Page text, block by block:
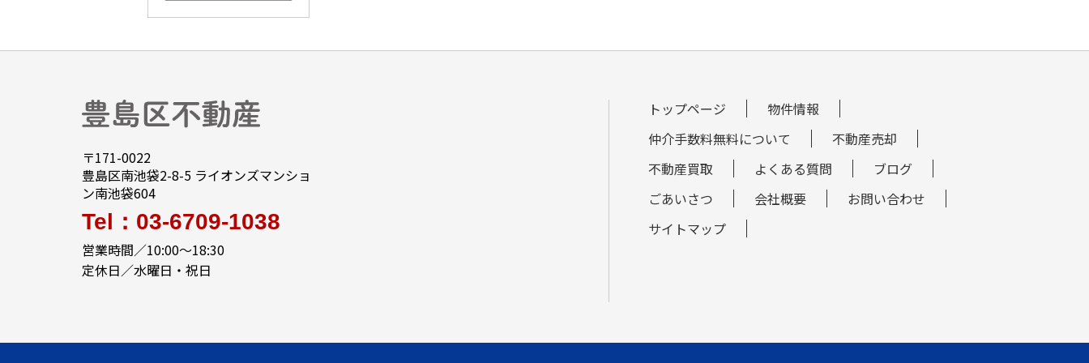
〒171-0022
豊島区南池袋2-8-5 ライオンズマンショ
ン南池袋604
Tel：03-6709-1038
営業時間／10:00～18:30
定休日／水曜日・祝日
トップページ
物件情報
仲介手数料無料について
不動産売却
不動産買取
よくある質問
ブログ
ごあいさつ
会社概要
お問い合わせ
サイトマップ